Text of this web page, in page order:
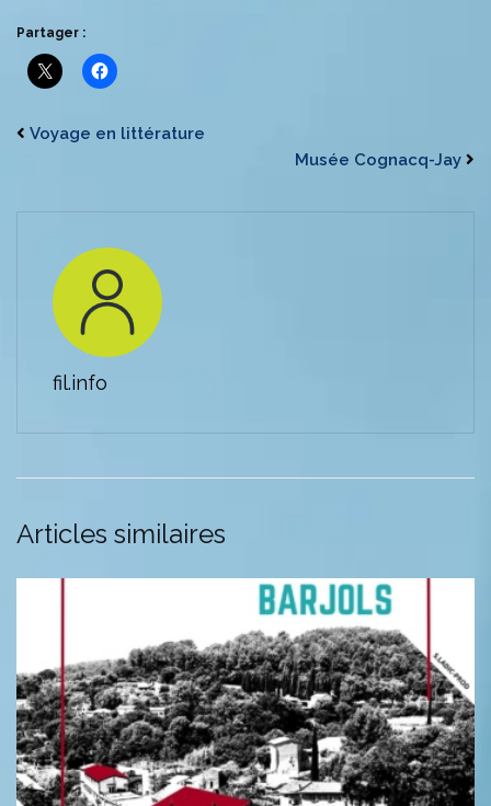
Partager :
Voyage en littérature
Musée Cognacq-Jay
fil.info
Articles similaires